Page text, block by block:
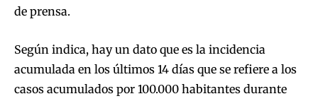
de prensa.
Según indica, hay un dato que es la incidencia
acumulada en los últimos 14 días que se refiere a los
casos acumulados por 100.000 habitantes durante